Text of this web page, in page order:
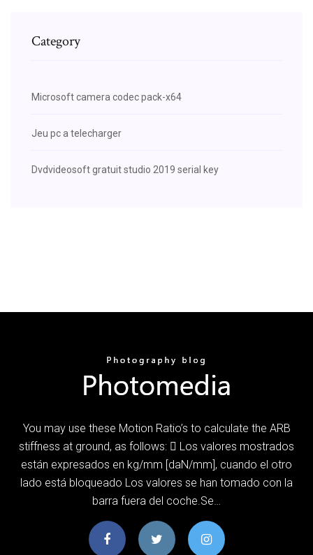
Category
Microsoft camera codec pack-x64
Jeu pc a telecharger
Dvdvideosoft gratuit studio 2019 serial key
You may use these Motion Ratio’s to calculate the ARB
stiffness at ground, as follows:  Los valores mostrados
están expresados en kg/mm [daN/mm], cuando el otro
lado está bloqueado Los valores se han tomado con la
barra fuera del coche.Se…